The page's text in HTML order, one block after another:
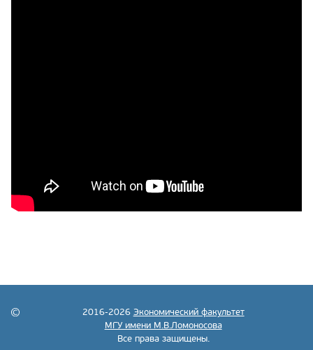
2016-2026 Экономический факультет
МГУ имени М.В.Ломоносова
Все права защищены.